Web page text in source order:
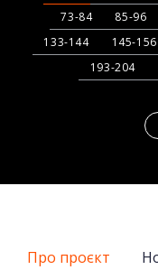
73-84
85-96
133-144
145-156
193-204
Про проєкт